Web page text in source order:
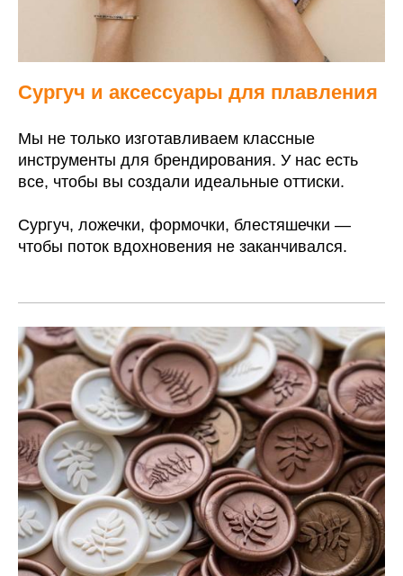
Сургуч и аксессуары для плавления
Мы не только изготавливаем классные
инструменты для брендирования. У нас есть
все, чтобы вы создали идеальные оттиски.
Сургуч, ложечки, формочки, блестяшечки —
чтобы поток вдохновения не заканчивался.